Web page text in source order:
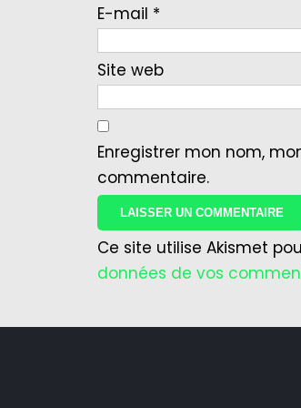
E-mail *
Site web
Enregistrer mon nom,
commentaire.
Ce site utilise Akismet
données de vos